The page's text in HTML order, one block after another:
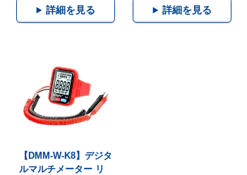
詳細を見る 詳細を見る
【DMM-W-K8】デジタ
ルマルチメーター リ